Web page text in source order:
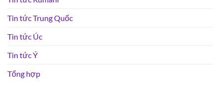
Tin tức Trung Quốc
Tin tức Úc
Tin tức Ý
Tổng hợp